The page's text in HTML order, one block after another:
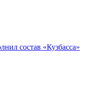
состав «Кузбасса»